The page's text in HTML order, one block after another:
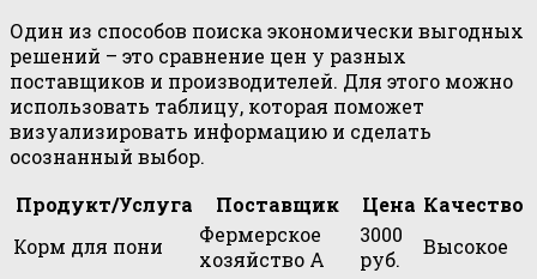
Один из способов поиска экономически выгодных
решений – это сравнение цен у разных
поставщиков и производителей. Для этого можно
использовать таблицу, которая поможет
визуализировать информацию и сделать
осознанный выбор.
Продукт/Услуга
Поставщик Цена Качество
Корм для пони
Фермерское
хозяйство А
3000
руб.
Высокое